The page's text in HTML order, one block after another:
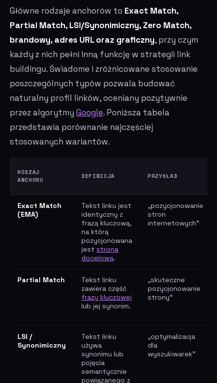
Główne rodzaje anchorów to Exact Match,
Partial Match, LSI/Synonimiczny, Zero Match,
brandowy, adres URL oraz graficzny, przy czym
każdy z nich pełni inną funkcję w strategii link
buildingu. Świadome i zróżnicowane stosowanie
poszczególnych typów pozwala budować
naturalny profil linków, oceniany pozytywnie
przez algorytmy Google. Poniższa tabela
przedstawia porównanie najczęściej
stosowanych wariantów.
RODZAJ
ANCHORU
DEFINICJA PRZYKŁAD
Exact Match
(EMA)
Tekst linku jest
identyczny z
frazą kluczową,
na którą
pozycjonowana
jest strona
docelowa.
„pozycjonowanie
stron
internetowych"
Partial Match
Tekst linku
zawiera część
frazy kluczowej
lub jej synonim.
„skuteczne
pozycjonowanie
strony"
LSI /
Synonimiczny
Tekst linku
używa
synonimu lub
pojęcia
semantycznie
powiązanego z
„optymalizacja
dla
wyszukiwarek"